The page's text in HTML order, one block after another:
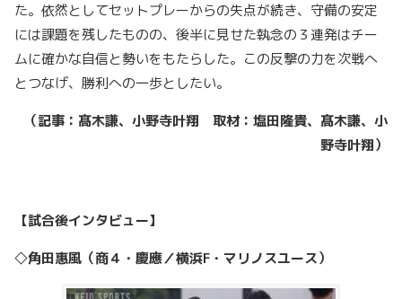
た。依然としてセットプレーからの失点が続き、守備の安定
には課題を残したものの、後半に見せた執念の３連発はチー
ムに確かな自信と勢いをもたらした。この反撃の力を次戦へ
とつなげ、勝利への一歩としたい。
（記事：髙木謙、小野寺叶翔 取材：塩田隆貴、髙木謙、小
野寺叶翔）
【試合後インタビュー】
◇角田惠風（商４・慶應／横浜F・マリノスユース）